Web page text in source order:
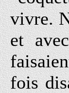
vivre.
et
fois